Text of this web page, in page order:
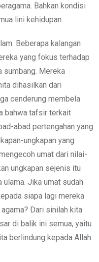
Bahkan kondisi
lini kehidupan.
Beberapa kalangan
yang fokus terhadap
sumbang. Mereka
dihasilkan dari
cenderung membela
bahwa tafsir terkait
abad pertengahan yang
ungkapan yang
umat dari nilai-
ungkapan sejenis itu
Jika umat sudah
siapa lagi mereka
Dari sinilah kita
di balik ini semua, yaitu
berlindung kepada Allah